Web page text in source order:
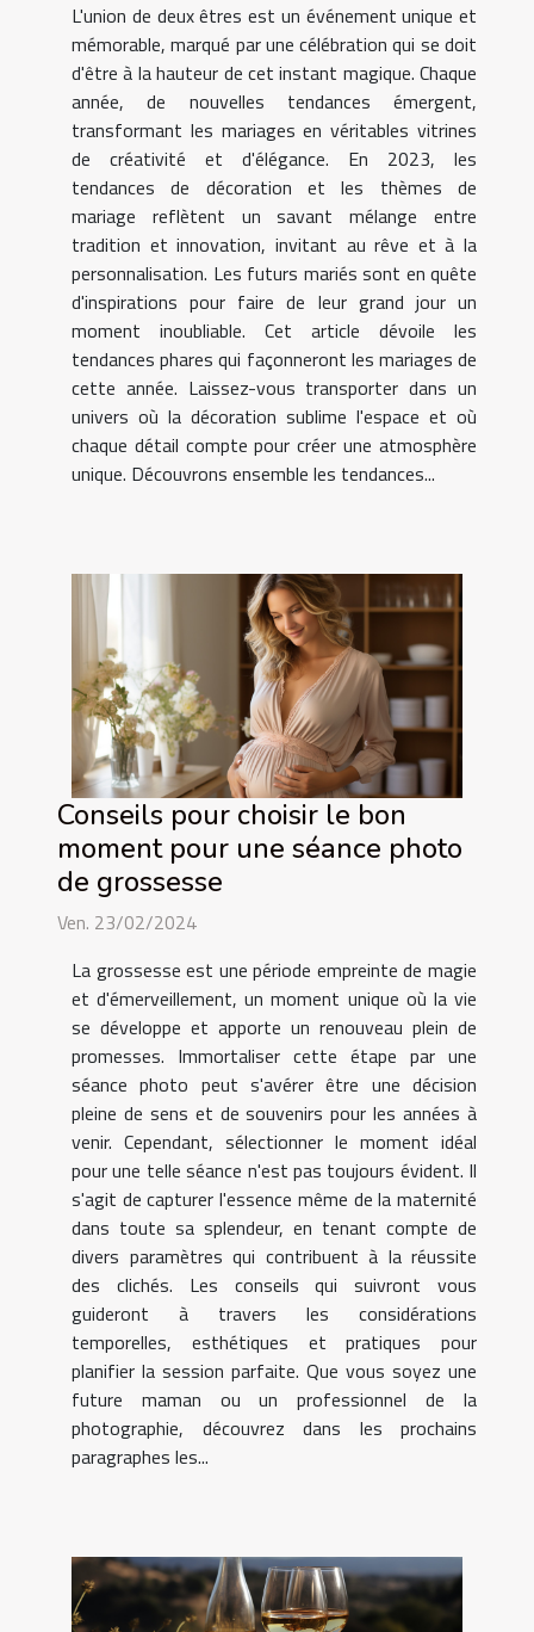
L'union de deux êtres est un événement unique et
mémorable, marqué par une célébration qui se doit
d'être à la hauteur de cet instant magique. Chaque
année, de nouvelles tendances émergent,
transformant les mariages en véritables vitrines
de créativité et d'élégance. En 2023, les
tendances de décoration et les thèmes de
mariage reflètent un savant mélange entre
tradition et innovation, invitant au rêve et à la
personnalisation. Les futurs mariés sont en quête
d'inspirations pour faire de leur grand jour un
moment inoubliable. Cet article dévoile les
tendances phares qui façonneront les mariages de
cette année. Laissez-vous transporter dans un
univers où la décoration sublime l'espace et où
chaque détail compte pour créer une atmosphère
unique. Découvrons ensemble les tendances...
Conseils pour choisir le bon
moment pour une séance photo
de grossesse
Ven. 23/02/2024
La grossesse est une période empreinte de magie
et d'émerveillement, un moment unique où la vie
se développe et apporte un renouveau plein de
promesses. Immortaliser cette étape par une
séance photo peut s'avérer être une décision
pleine de sens et de souvenirs pour les années à
venir. Cependant, sélectionner le moment idéal
pour une telle séance n'est pas toujours évident. Il
s'agit de capturer l'essence même de la maternité
dans toute sa splendeur, en tenant compte de
divers paramètres qui contribuent à la réussite
des clichés. Les conseils qui suivront vous
guideront à travers les considérations
temporelles, esthétiques et pratiques pour
planifier la session parfaite. Que vous soyez une
future maman ou un professionnel de la
photographie, découvrez dans les prochains
paragraphes les...